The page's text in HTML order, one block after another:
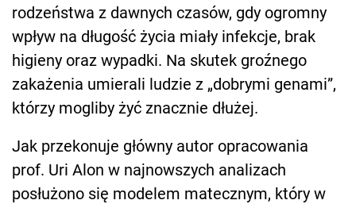
rodzeństwa z dawnych czasów, gdy ogromny
wpływ na długość życia miały infekcje, brak
higieny oraz wypadki. Na skutek groźnego
zakażenia umierali ludzie z „dobrymi genami”,
którzy mogliby żyć znacznie dłużej.
Jak przekonuje główny autor opracowania
prof. Uri Alon w najnowszych analizach
posłużono się modelem matecznym, który w